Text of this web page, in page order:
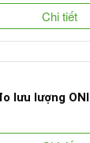
Chi tiết
lưu lượng